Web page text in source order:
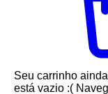
Seu carrinho ainda
está vazio :(